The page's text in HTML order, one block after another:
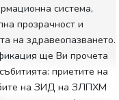
система,
прозрачност и
на здравеопазването.
ще Ви прочета
приетите на
на ЗИД на ЗЛПХМ